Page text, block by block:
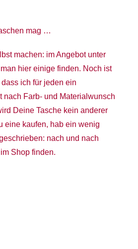
mag …
machen: im Angebot unter
man hier einige finden. Noch ist
ich für jeden ein
nach Farb- und Materialwunsch
Deine Tasche kein anderer
eine kaufen, hab ein wenig
nach und nach
Shop finden.